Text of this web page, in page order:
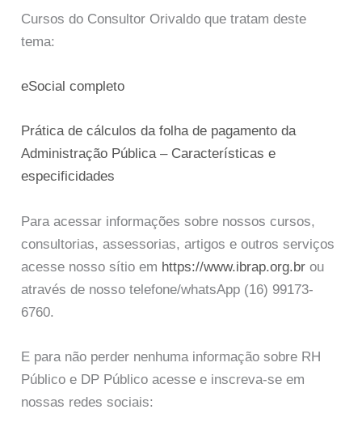
Cursos do Consultor Orivaldo que tratam deste
tema:
eSocial completo
Prática de cálculos da folha de pagamento da
Administração Pública – Características e
especificidades
Para acessar informações sobre nossos cursos,
consultorias, assessorias, artigos e outros serviços
acesse nosso sítio em https://www.ibrap.org.br ou
através de nosso telefone/whatsApp (16) 99173-
6760.
E para não perder nenhuma informação sobre RH
Público e DP Público acesse e inscreva-se em
nossas redes sociais: